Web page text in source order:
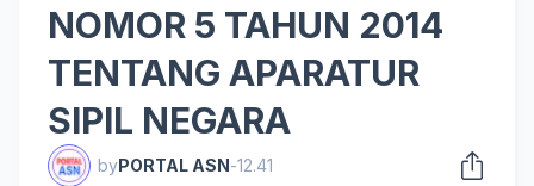
NOMOR 5 TAHUN 2014
TENTANG APARATUR
SIPIL NEGARA
byPORTAL ASN-12.41